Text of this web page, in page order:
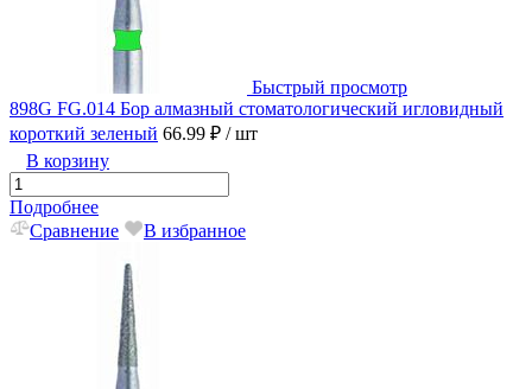
Быстрый просмотр
898G FG.014 Бор алмазный стоматологический игловидный
короткий зеленый 66.99 ₽ / шт
В корзину
Подробнее
Сравнение
В избранное